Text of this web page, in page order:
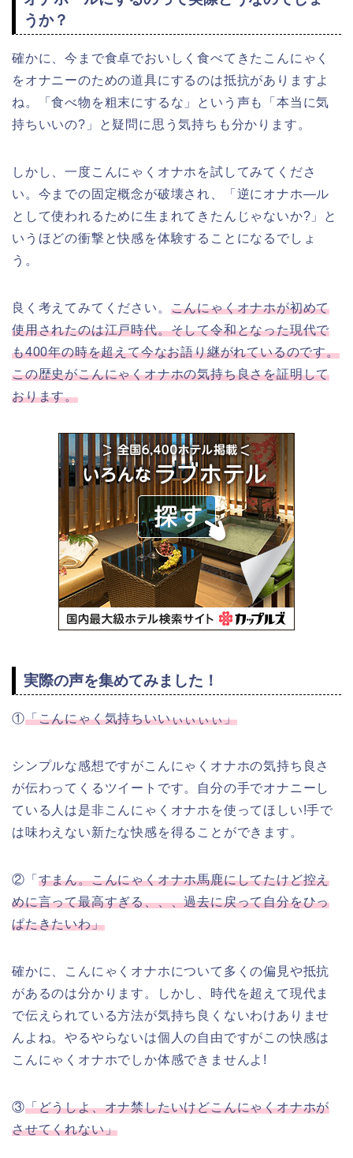
うか？
確かに、今まで食卓でおいしく食べてきたこんにゃく
をオナニーのための道具にするのは抵抗がありますよ
ね。「食べ物を粗末にするな」という声も「本当に気
持ちいいの?」と疑問に思う気持ちも分かります。
しかし、一度こんにゃくオナホを試してみてくださ
い。今までの固定概念が破壊され、「逆にオナホ―ル
として使われるために生まれてきたんじゃないか?」と
いうほどの衝撃と快感を体験することになるでしょ
う。
良く考えてみてください。 こんにゃくオナホが初めて
使用されたのは江戸時代。そして令和となった現代で
も400年の時を超えて今なお語り継がれているのです。
この歴史がこんにゃくオナホの気持ち良さを証明して
おります。
実際の声を集めてみました！
①「こんにゃく気持ちいいぃぃぃぃ」
シンプルな感想ですがこんにゃくオナホの気持ち良さ
が伝わってくるツイートです。自分の手でオナニーし
ている人は是非こんにゃくオナホを使ってほしい!手で
は味わえない新たな快感を得ることができます。
②「 すまん。こんにゃくオナホ馬鹿にしてたけど控え
めに言って最高すぎる、、、過去に戻って自分をひっ
ぱたきたいわ」
確かに、こんにゃくオナホについて多くの偏見や抵抗
があるのは分かります。しかし、時代を超えて現代ま
で伝えられている方法が気持ち良くないわけありませ
んよね。やるやらないは個人の自由ですがこの快感は
こんにゃくオナホでしか体感できませんよ!
③「どうしよ、オナ禁したいけどこんにゃくオナホが
させてくれない」